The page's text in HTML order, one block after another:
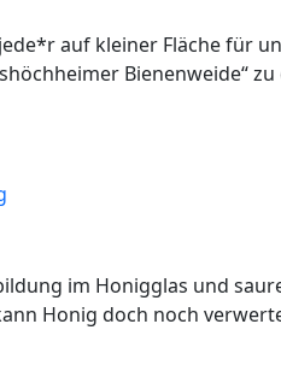
auf kleiner Fläche für
Bienenweide“
im Honigglas und
Honig doch noch